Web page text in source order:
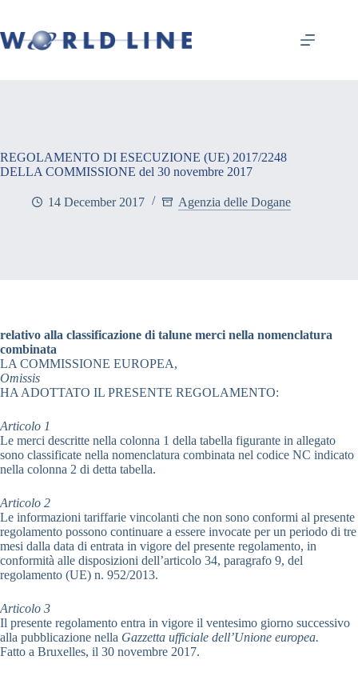
REGOLAMENTO DI ESECUZIONE (UE) 2017/2248
DELLA COMMISSIONE del 30 novembre 2017
14 December 2017 Agenzia delle Dogane
relativo alla classificazione di talune merci nella nomenclatura
combinata
LA COMMISSIONE EUROPEA,
Omissis
HA ADOTTATO IL PRESENTE REGOLAMENTO:
Articolo 1
Le merci descritte nella colonna 1 della tabella figurante in allegato
sono classificate nella nomenclatura combinata nel codice NC indicato
nella colonna 2 di detta tabella.
Articolo 2
Le informazioni tariffarie vincolanti che non sono conformi al presente
regolamento possono continuare a essere invocate per un periodo di tre
mesi dalla data di entrata in vigore del presente regolamento, in
conformità alle disposizioni dell’articolo 34, paragrafo 9, del
regolamento (UE) n. 952/2013.
Articolo 3
Il presente regolamento entra in vigore il ventesimo giorno successivo
alla pubblicazione nella Gazzetta ufficiale dell’Unione europea.
Fatto a Bruxelles, il 30 novembre 2017.